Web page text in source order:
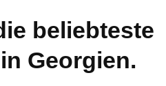
beliebteste
Georgien.